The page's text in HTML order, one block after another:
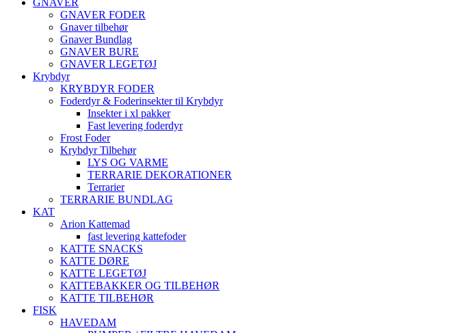
GNAVER
GNAVER FODER
Gnaver tilbehør
Gnaver Bundlag
GNAVER BURE
GNAVER LEGETØJ
Krybdyr
KRYBDYR FODER
Foderdyr & Foderinsekter til Krybdyr
Insekter i xl pakker
Fast levering foderdyr
Frost Foder
Krybdyr Tilbehør
LYS OG VARME
TERRARIE DEKORATIONER
Terrarier
TERRARIE BUNDLAG
KAT
Arion Kattemad
fast levering kattefoder
KATTE SNACKS
KATTE DØRE
KATTE LEGETØJ
KATTEBAKKER OG TILBEHØR
KATTE TILBEHØR
FISK
HAVEDAM